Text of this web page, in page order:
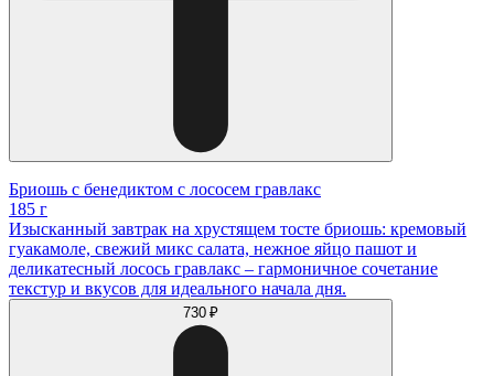
Бриошь с бенедиктом с лососем гравлакс
185 г
Изысканный завтрак на хрустящем тосте бриошь: кремовый
гуакамоле, свежий микс салата, нежное яйцо пашот и
деликатесный лосось гравлакс – гармоничное сочетание
текстур и вкусов для идеального начала дня.
730 ₽